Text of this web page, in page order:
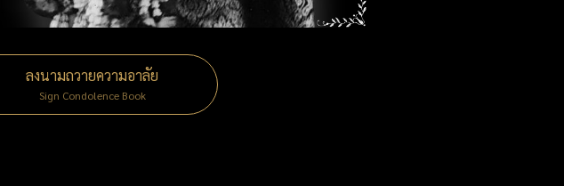
ลงนามถวายความอาลัย
Sign Condolence Book